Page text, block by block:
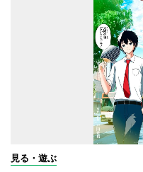
見る・遊ぶ